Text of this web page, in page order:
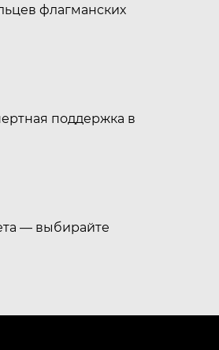
флагманских
поддержка в
— выбирайте